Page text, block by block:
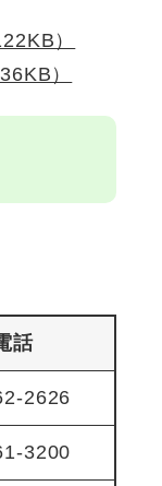
）
）
話
2626
3200